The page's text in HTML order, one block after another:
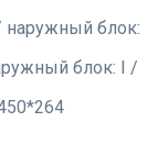
наружный блок:
блок: I /